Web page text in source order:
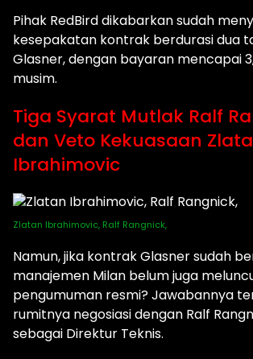
Pihak RedBird dikabarkan sudah
kesepakatan kontrak berdurasi dua
Glasner, dengan bayaran mencapai
musim.
Tiga Syarat Mutlak Ralf
dan Veto Kekuasaan
Ibrahimovic
Zlatan Ibrahimovic, Ralf Rangnick,
Namun, jika kontrak Glasner sudah
manajemen Milan belum juga
pengumuman resmi? Jawabannya
rumitnya negosiasi dengan Ralf
sebagai Direktur Teknis.